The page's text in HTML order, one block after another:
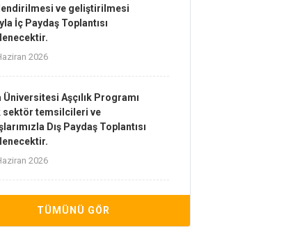
ve geliştirilmesi
İç Paydaş Toplantısı
2026
Üniversitesi Aşçılık Programı
sektör temsilcileri ve
Dış Paydaş Toplantısı
2026
Sınav Takvimi Yayınlandı
TÜMÜNÜ GÖR